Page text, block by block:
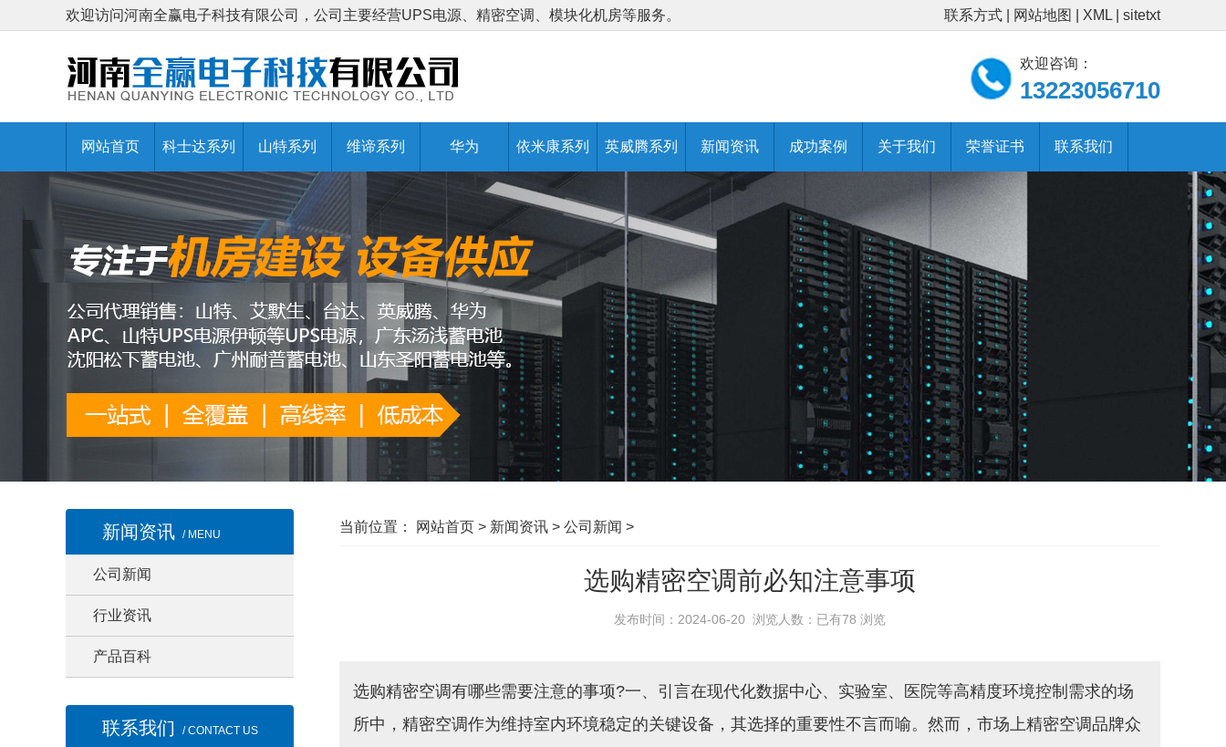
欢迎访问河南全赢电子科技有限公司，公司主要经营UPS电源、精密空调、模块化机房等服务。 联系方式 网站地图 XML sitetxt
欢迎咨询：
13223056710
网站首页 科士达系列 山特系列 维谛系列 华为 依米康系列 英威腾系列 新闻资讯 成功案例 关于我们 荣誉证书 联系我们
新闻资讯 / MENU
公司新闻
行业资讯
产品百科
联系我们 / CONTACT US
当前位置： 网站首页 > 新闻资讯 > 公司新闻 >
选购精密空调前必知注意事项
发布时间：2024-06-20 浏览人数：已有78 浏览
选购精密空调有哪些需要注意的事项?一、引言在现代化数据中心、实验室、医院等高精度环境控制需求的场
所中，精密空调作为维持室内环境稳定的关键设备，其选择的重要性不言而喻。然而，市场上精密空调品牌众